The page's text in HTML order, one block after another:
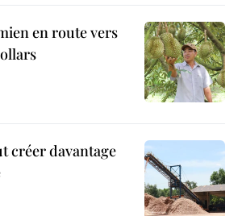
en route vers
créer davantage